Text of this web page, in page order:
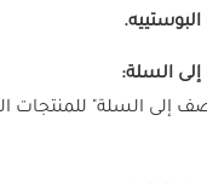
البوستييه.
السلة:
إلى السلة" للمنتجات